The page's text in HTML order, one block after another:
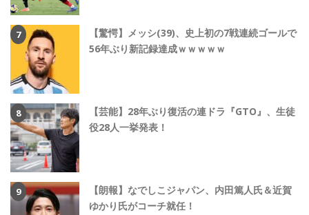
【驚愕】メッシ(39)、史上初の7戦連続ゴールで
56年ぶり新記録達成ｗｗｗｗｗ
【芸能】28年ぶり復活の連ドラ『GTO』、生徒
役28人一挙発表！
【朗報】なでしこジャパン、内田篤人氏＆近賀
ゆかり氏がコーチ就任！